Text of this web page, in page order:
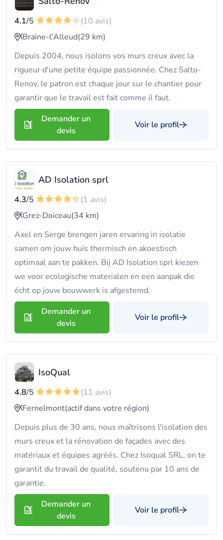
4.1/5
(10 avis)
Braine-l'Alleud(29 km)
Depuis 2004, nous isolons vos murs creux avec la
rigueur d'une petite équipe passionnée. Chez Salto-
Renov, le patron est chaque jour sur le chantier pour
garantir que le travail est fait comme il faut.
Demander un
devis
Voir le profil
AD Isolation sprl
4.3/5
(1 avis)
Grez-Doiceau(34 km)
Axel en Serge brengen jaren ervaring in isolatie
samen om jouw huis thermisch en akoestisch
optimaal aan te pakken. Bij AD Isolation sprl kiezen
we voor ecologische materialen en een aanpak die
écht op jouw bouwwerk is afgestemd.
Demander un
devis
Voir le profil
IsoQual
4.8/5
(11 avis)
Fernelmont(actif dans votre région)
Depuis plus de 30 ans, nous maîtrisons l'isolation des
murs creux et la rénovation de façades avec des
matériaux et équipes agréés. Chez Isoqual SRL, on te
garantit du travail de qualité, soutenu par 10 ans de
garantie.
Demander un
devis
Voir le profil